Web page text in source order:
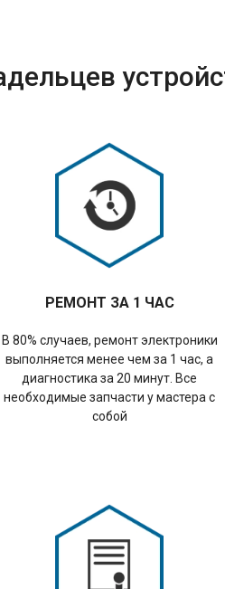
РЕМОНТ ЗА 1 ЧАС
В 80% случаев, ремонт электроники
выполняется менее чем за 1 час, а
диагностика за 20 минут. Все
необходимые запчасти у мастера с
собой